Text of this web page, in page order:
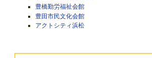
豊橋勤労福祉会館
豊田市民文化会館
アクトシティ浜松